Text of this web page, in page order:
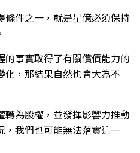
條件之一，就是星億必須保持
的事實取得了有關償債能力的
化，那結果自然也會大為不
轉為股權，並發揮影響力推動
，我們也可能無法落實這一